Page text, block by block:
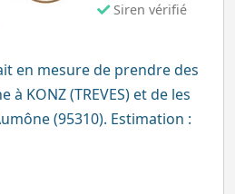
Siren vérifié
en mesure de prendre des
à KONZ (TREVES) et de les
(95310). Estimation :